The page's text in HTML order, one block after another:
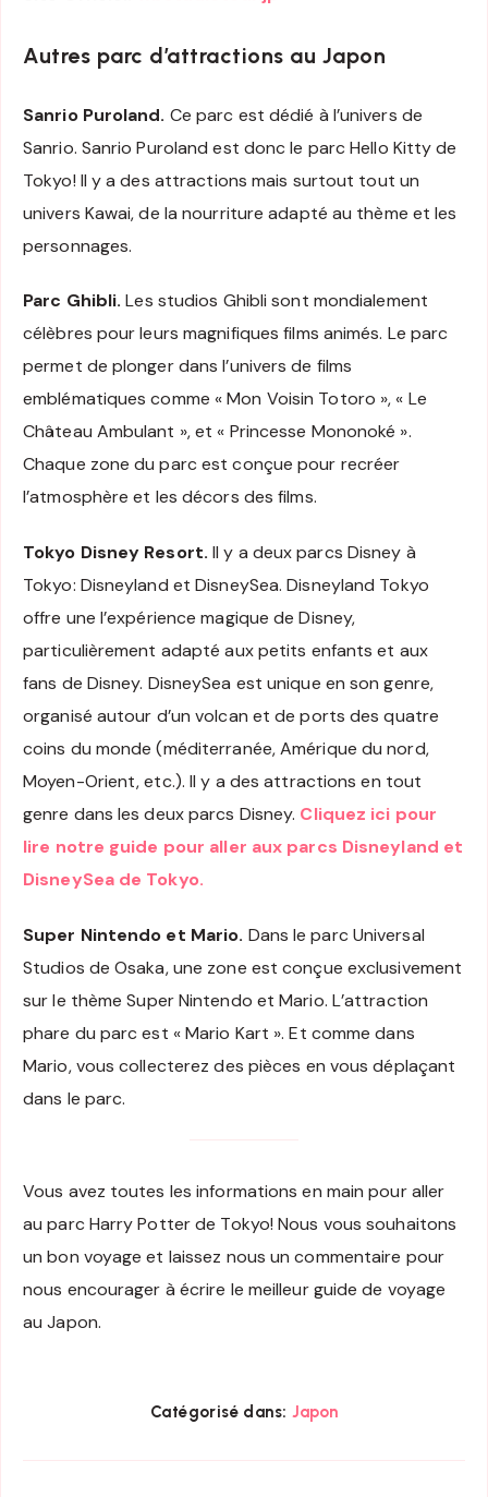
Autres parc d’attractions au Japon
Sanrio Puroland. Ce parc est dédié à l’univers de
Sanrio. Sanrio Puroland est donc le parc Hello Kitty de
Tokyo! Il y a des attractions mais surtout tout un
univers Kawai, de la nourriture adapté au thème et les
personnages.
Parc Ghibli. Les studios Ghibli sont mondialement
célèbres pour leurs magnifiques films animés. Le parc
permet de plonger dans l’univers de films
emblématiques comme « Mon Voisin Totoro », « Le
Château Ambulant », et « Princesse Mononoké ».
Chaque zone du parc est conçue pour recréer
l’atmosphère et les décors des films.
Tokyo Disney Resort. Il y a deux parcs Disney à
Tokyo: Disneyland et DisneySea. Disneyland Tokyo
offre une l’expérience magique de Disney,
particulièrement adapté aux petits enfants et aux
fans de Disney. DisneySea est unique en son genre,
organisé autour d’un volcan et de ports des quatre
coins du monde (méditerranée, Amérique du nord,
Moyen-Orient, etc.). Il y a des attractions en tout
genre dans les deux parcs Disney. Cliquez ici pour
lire notre guide pour aller aux parcs Disneyland et
DisneySea de Tokyo.
Super Nintendo et Mario. Dans le parc Universal
Studios de Osaka, une zone est conçue exclusivement
sur le thème Super Nintendo et Mario. L’attraction
phare du parc est « Mario Kart ». Et comme dans
Mario, vous collecterez des pièces en vous déplaçant
dans le parc.
Vous avez toutes les informations en main pour aller
au parc Harry Potter de Tokyo! Nous vous souhaitons
un bon voyage et laissez nous un commentaire pour
nous encourager à écrire le meilleur guide de voyage
au Japon.
Catégorisé dans: Japon